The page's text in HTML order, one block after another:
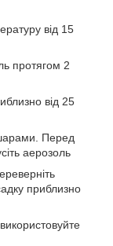
від 15
протягом 2
від 25
Перед
аерозоль
приблизно